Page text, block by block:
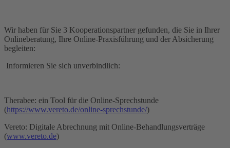
Wir haben für Sie 3 Kooperationspartner gefunden, die Sie in Ihrer
Onlineberatung, Ihre Online-Praxisführung und der Absicherung
begleiten:
Informieren Sie sich unverbindlich:
Therabee: ein Tool für die Online-Sprechstunde
(https://www.vereto.de/online-sprechstunde/)
Vereto: Digitale Abrechnung mit Online-Behandlungsverträge
(www.vereto.de)